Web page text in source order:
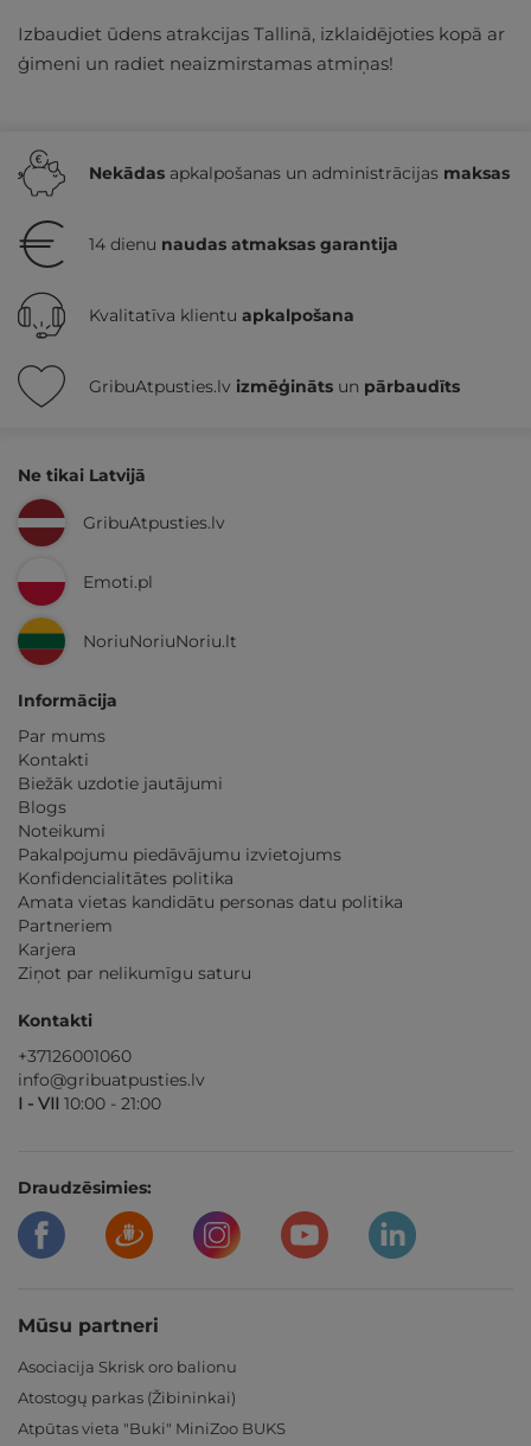
Izbaudiet ūdens atrakcijas Tallinā, izklaidējoties kopā ar
ģimeni un radiet neaizmirstamas atmiņas!
Nekādas apkalpošanas un administrācijas maksas
14 dienu naudas atmaksas garantija
Kvalitatīva klientu apkalpošana
GribuAtpusties.lv izmēģināts un pārbaudīts
Ne tikai Latvijā
GribuAtpusties.lv
Emoti.pl
NoriuNoriuNoriu.lt
Informācija
Par mums
Kontakti
Biežāk uzdotie jautājumi
Blogs
Noteikumi
Pakalpojumu piedāvājumu izvietojums
Konfidencialitātes politika
Amata vietas kandidātu personas datu politika
Partneriem
Karjera
Ziņot par nelikumīgu saturu
Kontakti
+37126001060
info@gribuatpusties.lv
I - VII 10:00 - 21:00
Draudzēsimies:
Mūsu partneri
Asociacija Skrisk oro balionu
Atostogų parkas (Žibininkai)
Atpūtas vieta "Buki" MiniZoo BUKS